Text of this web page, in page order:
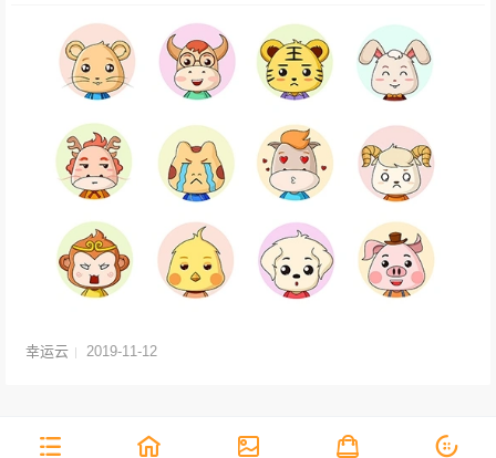
幸运云 2019-11-12